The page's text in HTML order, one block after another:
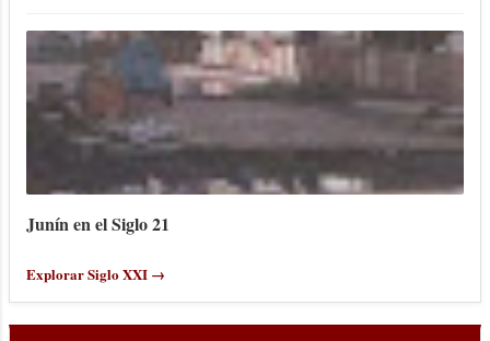
Junín en el Siglo 21
Explorar Siglo XXI →